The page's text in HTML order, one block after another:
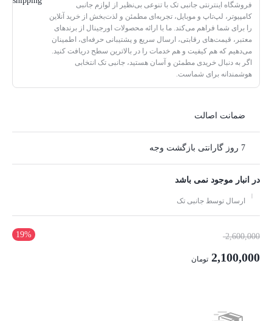
فروشگاه اینترنتی جانبی تک با تنوعی بی‌نظیر از لوازم جانبی
کامپیوتر، لپ‌تاپ و موبایل، تجربه‌ای مطمئن و لذت‌بخش از خرید آنلاین
را برای شما فراهم می‌کند. ما با ارائه محصولات اورجینال از برندهای
معتبر، قیمت‌های رقابتی، ارسال سریع و پشتیبانی حرفه‌ای، اطمینان
می‌دهیم که هم کیفیت و هم خدمات را در بالاترین سطح دریافت کنید.
اگر به دنبال خریدی مطمئن و آسان هستید، جانبی تک انتخابی
هوشمندانه برای شماست.
ضمانت اصالت
7 روز گارانتی بازگشت وجه
در انبار موجود نمی باشد
ارسال توسط جانبی تک
19% 2,600,000 قیمت
اصلی:
2,100,000 تومان
2,100,000 تومان.